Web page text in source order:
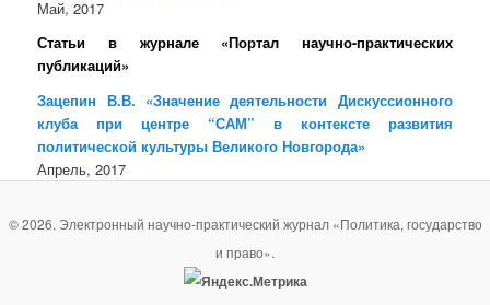
Май, 2017
Статьи в журнале «Портал научно-практических
публикаций»
Зацепин В.В. «Значение деятельности Дискуссионного
клуба при центре “САМ” в контексте развития
политической культуры Великого Новгорода»
Апрель, 2017
© 2026. Электронный научно-практический журнал «Политика, государство
и право».